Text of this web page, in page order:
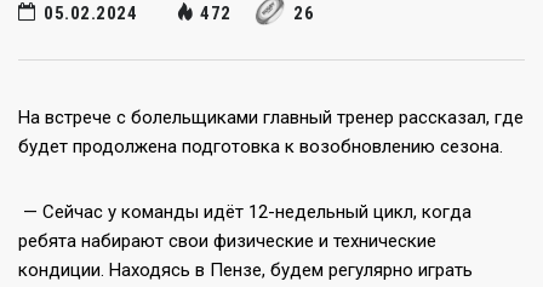
05.02.2024 472 26
На встрече с болельщиками главный тренер рассказал, где
будет продолжена подготовка к возобновлению сезона.
— Сейчас у команды идёт 12-недельный цикл, когда
ребята набирают свои физические и технические
кондиции. Находясь в Пензе, будем регулярно играть